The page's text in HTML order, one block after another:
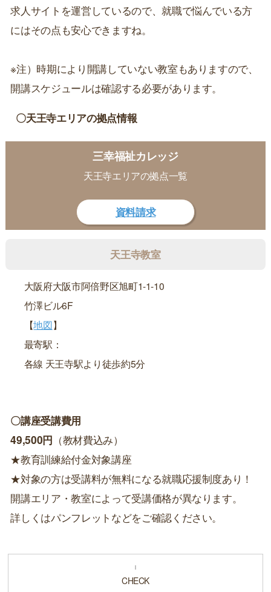
求人サイトを運営しているので、就職で悩んでいる方
にはその点も安心できますね。
※注）時期により開講していない教室もありますので、
開講スケジュールは確認する必要があります。
〇天王寺エリアの拠点情報
三幸福祉カレッジ
天王寺エリアの拠点一覧
資料請求
天王寺教室
大阪府大阪市阿倍野区旭町1-1-10
竹澤ビル6F
【地図】
最寄駅：
各線 天王寺駅より徒歩約5分
〇講座受講費用
49,500円 （教材費込み）
★教育訓練給付金対象講座
★対象の方は受講料が無料になる就職応援制度あり！
開講エリア・教室によって受講価格が異なります。
詳しくはパンフレットなどをご確認ください。
CHECK